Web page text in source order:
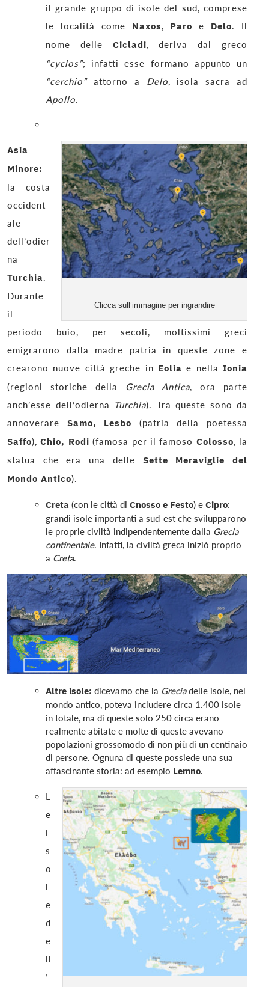
il grande gruppo di isole del sud, comprese
le località come Naxos, Paro e Delo. Il
nome delle Cicladi, deriva dal greco
“cyclos”; infatti esse formano appunto un
“cerchio”attorno a Delo, isola sacra ad
Apollo.
Clicca sull’immagine per ingrandire
Asia
Minore:
la costa
occident
ale
dell’odier
na
Turchia.
Durante
il
periodo buio, per secoli, moltissimi greci
emigrarono dalla madre patria in queste zone e
crearono nuove città greche in Eolia e nella Ionia
(regioni storiche della Grecia Antica, ora parte
anch’esse dell’odierna
Turchia). Tra queste sono da
annoverare Samo, Lesbo (patria della poetessa
Saffo),Chio, Rodi(famosa per il famoso Colosso, la
statua che era una delle Sette Meraviglie del
Mondo Antico).
Creta (con le città di Cnosso e Festo) e Cipro:
grandi isole importanti a sud-est che svilupparono
le proprie civiltà indipendentemente dalla Grecia
continentale. Infatti, la civiltà greca iniziò proprio
a Creta.
Altre isole: dicevamo che la Greciadelle isole, nel
mondo antico, poteva includere circa 1.400 isole
in totale, ma di queste solo 250 circa erano
realmente abitate e molte di queste avevano
popolazioni grossomodo di non più di un centinaio
di persone. Ognuna di queste possiede una sua
affascinante storia: ad esempio Lemno
L
e
i
s
o
l
e
d
e
ll
’